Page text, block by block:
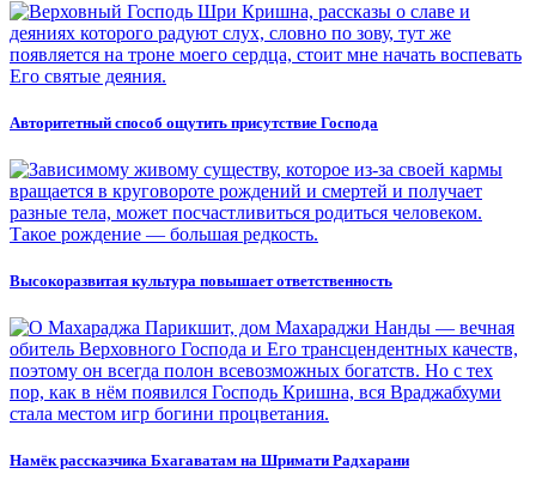
Авторитетный способ ощутить присутствие Господа
Высокоразвитая культура повышает ответственность
Намёк рассказчика Бхагаватам на Шримати Радхарани